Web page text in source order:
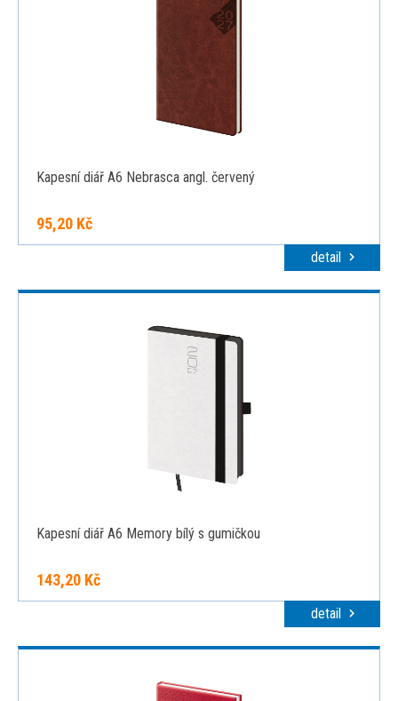
Kapesní diář A6 Nebrasca angl. červený
95,20 Kč
detail
Kapesní diář A6 Memory bílý s gumičkou
143,20 Kč
detail